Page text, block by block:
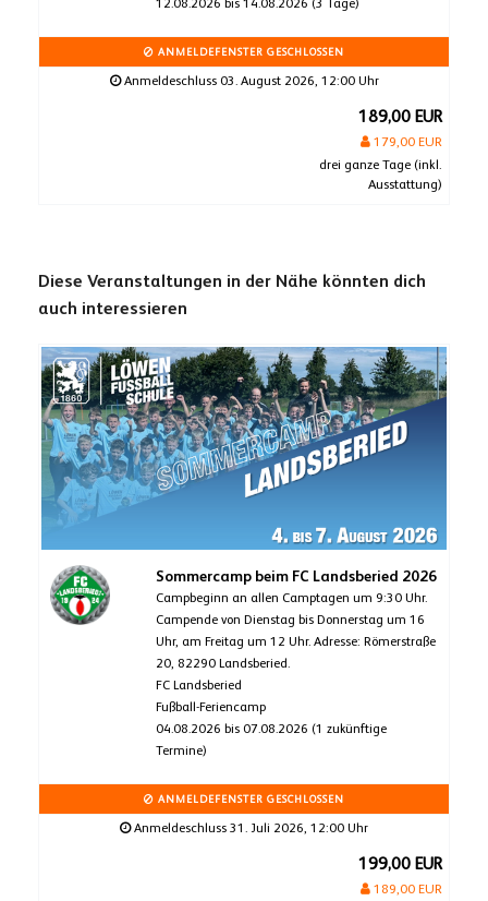
12.08.2026 bis 14.08.2026 (3 Tage)
ANMELDEFENSTER GESCHLOSSEN
Anmeldeschluss 03. August 2026, 12:00 Uhr
189,00 EUR
179,00 EUR
drei ganze Tage (inkl.
Ausstattung)
Diese Veranstaltungen in der Nähe könnten dich
auch interessieren
Sommercamp beim FC Landsberied 2026
Campbeginn an allen Camptagen um 9:30 Uhr.
Campende von Dienstag bis Donnerstag um 16
Uhr, am Freitag um 12 Uhr. Adresse: Römerstraße
20, 82290 Landsberied.
FC Landsberied
Fußball-Feriencamp
04.08.2026 bis 07.08.2026 (1 zukünftige
Termine)
ANMELDEFENSTER GESCHLOSSEN
Anmeldeschluss 31. Juli 2026, 12:00 Uhr
199,00 EUR
189,00 EUR